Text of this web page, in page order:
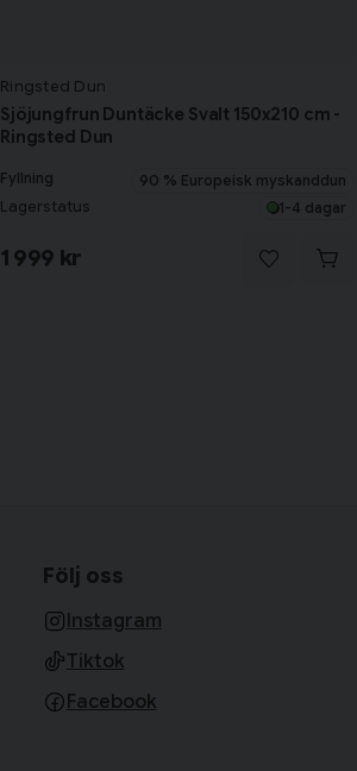
Ringsted Dun
Sjöjungfrun Duntäcke Svalt 150x210 cm -
Ringsted Dun
Fyllning 90 % Europeisk myskanddun
Lagerstatus 1-4 dagar
1 999 kr
Följ oss
Instagram
Tiktok
Facebook